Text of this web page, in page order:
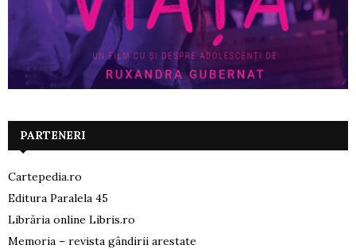
PARTENERI
Cartepedia.ro
Editura Paralela 45
Librăria online Libris.ro
Memoria – revista gândirii arestate